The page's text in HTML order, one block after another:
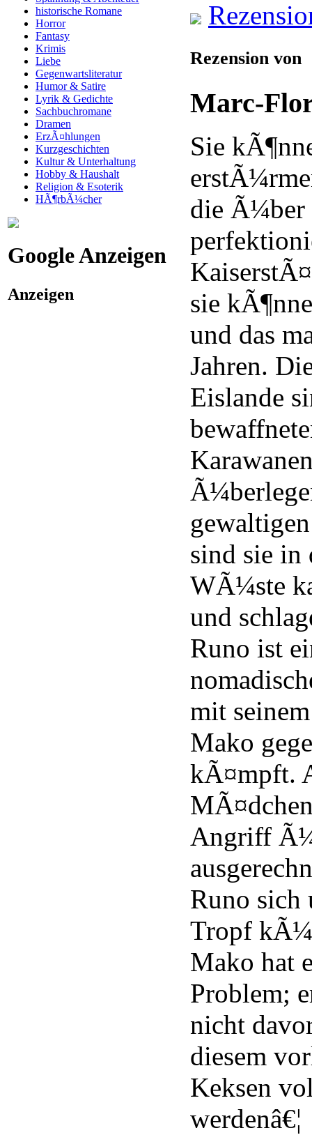
historische Romane
Horror
Fantasy
Krimis
Liebe
Gegenwartsliteratur
Humor & Satire
Lyrik & Gedichte
Sachbuchromane
Dramen
ErzÃ¤hlungen
Kurzgeschichten
Kultur & Unterhaltung
Hobby & Haushalt
Religion & Esoterik
HÃ¶rbÃ¼cher
Google Anzeigen
Anzeigen
Rezension von
Marc-
Sie
die Ã¼ber
sie
und das
Jahren.
Eislande
sind sie in
WÃ¼ste
und
Runo ist
mit
Mako
kÃ¤mpft.
Angriff
Runo sich
Tropf
Mako hat
Problem;
nicht
diesem
Keksen
werdenâ€¦